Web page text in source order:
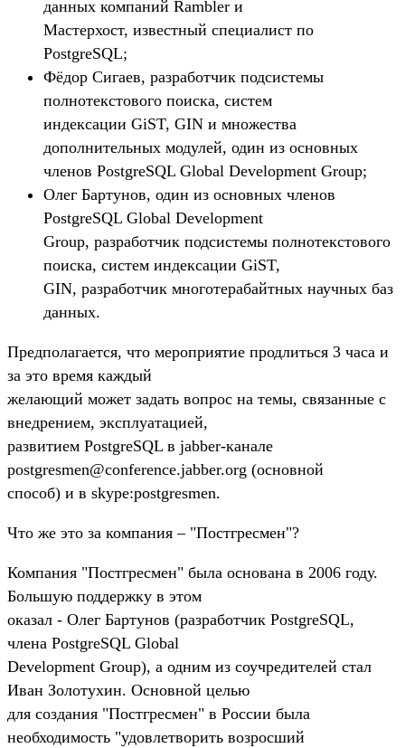
данных компаний Rambler и
Мастерхост, известный специалист по
PostgreSQL;
Фёдор Сигаев, разработчик подсистемы
полнотекстового поиска, систем
индексации GiST, GIN и множества
дополнительных модулей, один из основных
членов PostgreSQL Global Development Group;
Олег Бартунов, один из основных членов
PostgreSQL Global Development
Group, разработчик подсистемы полнотекстового
поиска, систем индексации GiST,
GIN, разработчик многотерабайтных научных баз
данных.
Предполагается, что мероприятие продлиться 3 часа и
за это время каждый
желающий может задать вопрос на темы, связанные с
внедрением, эксплуатацией,
развитием PostgreSQL в jabber-канале
postgresmen@conference.jabber.org (основной
способ) и в skype:postgresmen.
Что же это за компания – "Постгресмен"?
Компания "Постгресмен" была основана в 2006 году.
Большую поддержку в этом
оказал - Олег Бартунов (разработчик PostgreSQL,
члена PostgreSQL Global
Development Group), а одним из соучредителей стал
Иван Золотухин. Основной целью
для создания "Постгресмен" в России была
необходимость "удовлетворить возросший